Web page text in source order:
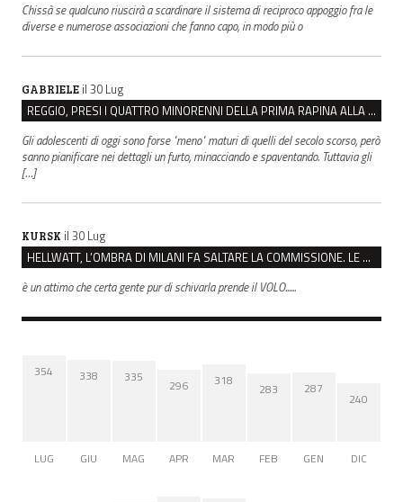
Chissà se qualcuno riuscirà a scardinare il sistema di reciproco appoggio fra le
diverse e numerose associazioni che fanno capo, in modo più o
GABRIELE il 30 Lug
REGGIO, PRESI I QUATTRO MINORENNI DELLA PRIMA RAPINA ALLA FARMACIA DI COVIOLO
Gli adolescenti di oggi sono forse "meno" maturi di quelli del secolo scorso, però
sanno pianificare nei dettagli un furto, minacciando e spaventando. Tuttavia gli
[…]
KURSK il 30 Lug
HELLWATT, L’OMBRA DI MILANI FA SALTARE LA COMMISSIONE. LE OPPOSIZIONI: “SCAPPANO DALLA VERITÀ”
è un attimo che certa gente pur di schivarla prende il VOLO......
354
LUG
338
GIU
335
MAG
296
APR
318
MAR
283
FEB
287
GEN
240
DIC